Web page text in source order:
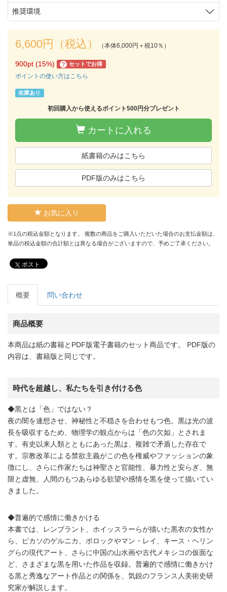
推奨環境
6,600円（税込） （本体6,000円＋税10％）
900pt (15%) ? セットでお得
ポイントの使い方はこちら
在庫あり
初回購入から使えるポイント500円分プレゼント
カートに入れる
紙書籍のみはこちら
PDF版のみはこちら
お気に入り
※1点の税込金額となります。 複数の商品をご購入いただいた場合のお支払金額は、
単品の税込金額の合計額とは異なる場合がございますので、予めご了承ください。
ポスト
概要 問い合わせ
商品概要
本商品は紙の書籍とPDF版電子書籍のセット商品です。 PDF版の
内容は、書籍版と同じです。
時代を超越し、私たちを引き付ける色
◆黒とは「色」ではない？
夜の闇を連想させ、神秘性と不穏さを合わせもつ色。黒は光の波
長を吸収するため、物理学の観点からは「色の欠如」とされま
す。有史以来人類とともにあった黒は、複雑で矛盾した存在で
す。宗教改革による禁欲主義がこの色を権威やファッションの象
徴にし、さらに作家たちは神聖さと官能性、暴力性と安らぎ、無
限と虚無、人間のもつあらゆる欲望や感情を黒を使って描いてい
きました。
◆普遍的で感情に働きかける
本書では、レンブラント、ホイッスラーらが描いた黒衣の女性か
ら、ピカソのゲルニカ、ポロックやマン・レイ、キース・ヘリン
グらの現代アート、さらに中国の山水画や古代メキシコの仮面な
ど、さまざまな黒を用いた作品を収録。普遍的で感情に働きかけ
る黒と秀逸なアート作品との関係を、気鋭のフランス人美術史研
究家が解説します。